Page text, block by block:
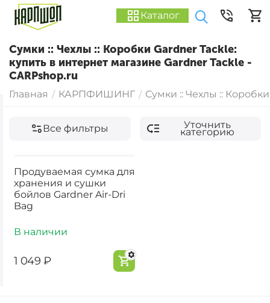
Каталог
Сумки :: Чехлы :: Коробки Gardner Tackle:
купить в интернет магазине Gardner Tackle -
CARPshop.ru
Главная / КАРПФИШИНГ / Сумки :: Чехлы :: Коробки
Все фильтры Уточнить
категорию
Продуваемая сумка для
хранения и сушки
бойлов Gardner Air-Dri
Bag
В наличии
‍1 049‍ ₽